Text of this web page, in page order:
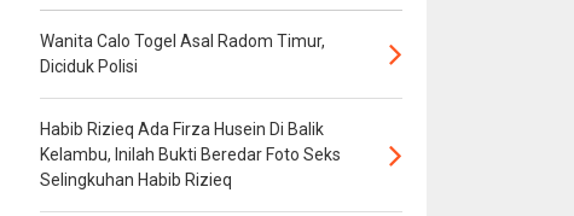
Wanita Calo Togel Asal Radom Timur,
Diciduk Polisi
Habib Rizieq Ada Firza Husein Di Balik
Kelambu, Inilah Bukti Beredar Foto Seks
Selingkuhan Habib Rizieq